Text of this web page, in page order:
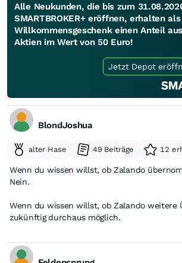
Alle Neukunden, die bis zum
SMARTBROKER+ eröffnen, erhalten als
Willkommensgeschenk einen Anteil
Aktien im Wert von 50 Euro!
Jetzt Depot
BlondJoshua
alter Hase 49 Beiträge 12
Wenn du wissen willst, ob Zalando
Nein.
Wenn du wissen willst, ob Zalando weitere
zukünftig durchaus möglich.